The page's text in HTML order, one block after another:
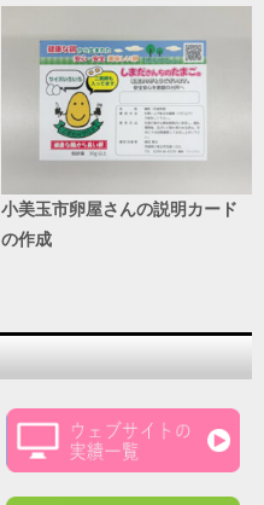
小美玉市卵屋さんの説明カード
の作成